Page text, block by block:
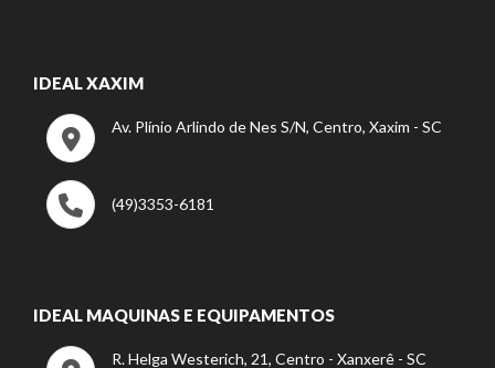
IDEAL XAXIM
Av. Plínio Arlindo de Nes S/N, Centro, Xaxim - SC
(49)3353-6181
IDEAL MAQUINAS E EQUIPAMENTOS
R. Helga Westerich, 21, Centro - Xanxerê - SC